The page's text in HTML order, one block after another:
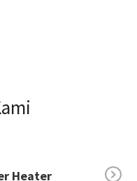
Heater